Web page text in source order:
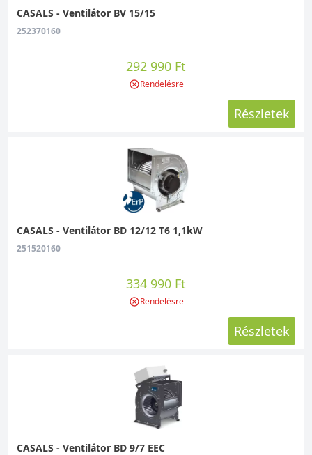
CASALS - Ventilátor BV 15/15
252370160
292 990 Ft
Rendelésre
Részletek
CASALS - Ventilátor BD 12/12 T6 1,1kW
251520160
334 990 Ft
Rendelésre
Részletek
CASALS - Ventilátor BD 9/7 EEC